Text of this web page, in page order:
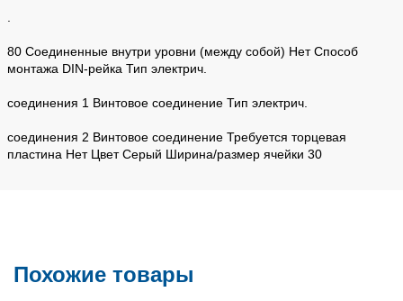
80 Соединенные внутри уровни (между собой) Нет Способ
монтажа DIN-рейка Тип электрич.
соединения 1 Винтовое соединение Тип электрич.
соединения 2 Винтовое соединение Требуется торцевая
пластина Нет Цвет Серый Ширина/размер ячейки 30
Похожие товары